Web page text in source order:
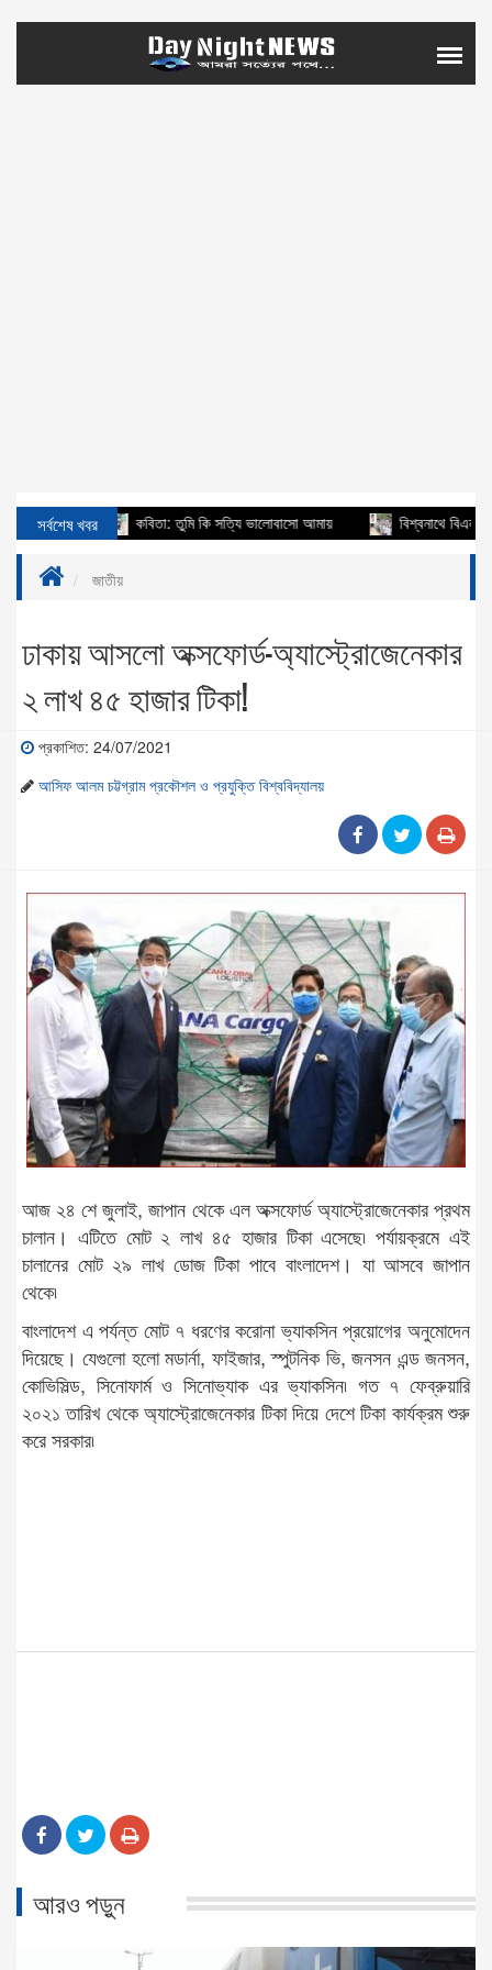
সর্বশেষ খবর কবিতা: তুমি কি সত্যি ভালোবাসো আমায় বিশ্বনাথে বিএনপি
জাতীয়
ঢাকায় আসলো অক্সফোর্ড-অ্যাস্ট্রোজেনেকার
২ লাখ ৪৫ হাজার টিকা!
প্রকাশিত: 24/07/2021
আসিফ আলম চট্টগ্রাম প্রকৌশল ও প্রযুক্তি বিশ্ববিদ্যালয়
আজ ২৪ শে জুলাই, জাপান থেকে এল অক্সফোর্ড অ্যাস্ট্রোজেনেকার প্রথম
চালান। এটিতে মোট ২ লাখ ৪৫ হাজার টিকা এসেছে৷ পর্যায়ক্রমে এই
চালানের মোট ২৯ লাখ ডোজ টিকা পাবে বাংলাদেশ। যা আসবে জাপান
থেকে৷
বাংলাদেশ এ পর্যন্ত মোট ৭ ধরণের করোনা ভ্যাকসিন প্রয়োগের অনুমোদেন
দিয়েছে। যেগুলো হলো মডার্না, ফাইজার, স্পুটনিক ভি, জনসন এন্ড জনসন,
কোভিসিল্ড, সিনোফার্ম ও সিনোভ্যাক এর ভ্যাকসিন৷ গত ৭ ফেব্রুয়ারি
২০২১ তারিখ থেকে অ্যাস্ট্রোজেনেকার টিকা দিয়ে দেশে টিকা কার্যক্রম শুরু
করে সরকার৷
আরও পড়ুন